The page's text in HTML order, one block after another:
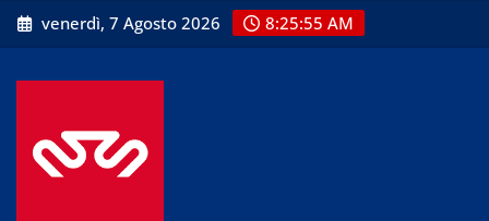
Skip
to
venerdì, 7 Agosto 2026 8:25:55 AM